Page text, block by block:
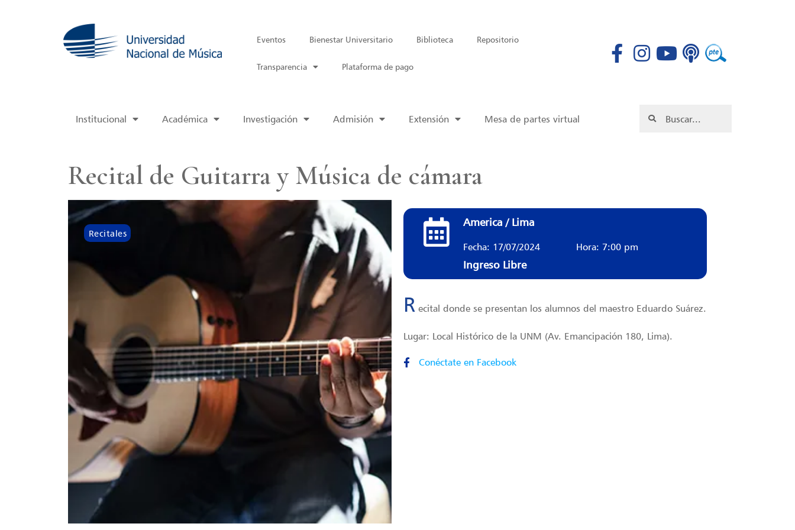
Eventos Bienestar Universitario Biblioteca Repositorio
Transparencia Plataforma de pago
Institucional Académica Investigación Admisión Extensión Mesa de partes virtual
Recital de Guitarra y Música de cámara
Recitales
America / Lima
Fecha: 17/07/2024 Hora: 7:00 pm
Ingreso Libre
R ecital donde se presentan los alumnos del maestro Eduardo Suárez.
Lugar: Local Histórico de la UNM (Av. Emancipación 180, Lima).
Conéctate en Facebook